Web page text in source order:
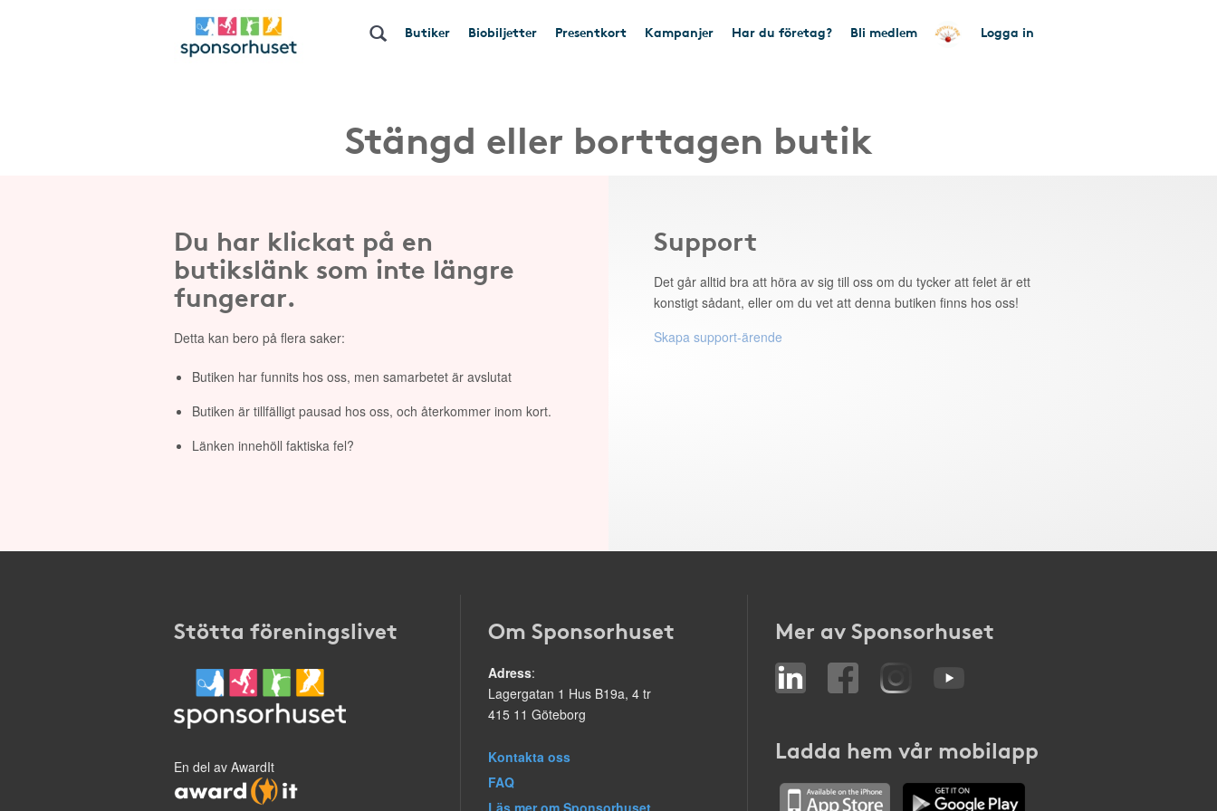
Butiker Biobiljetter Presentkort Kampanjer Har du företag? Bli medlem Logga in
Stängd eller borttagen butik
Du har klickat på en
butikslänk som inte längre
fungerar.
Detta kan bero på flera saker:
Butiken har funnits hos oss, men samarbetet är avslutat
Butiken är tillfälligt pausad hos oss, och återkommer inom kort.
Länken innehöll faktiska fel?
Support
Det går alltid bra att höra av sig till oss om du tycker att felet är ett
konstigt sådant, eller om du vet att denna butiken finns hos oss!
Skapa support-ärende
Stötta föreningslivet
En del av AwardIt
Om Sponsorhuset
Adress:
Lagergatan 1 Hus B19a, 4 tr
415 11 Göteborg
Kontakta oss
FAQ
Läs mer om Sponsorhuset
Mer av Sponsorhuset
Ladda hem vår mobilapp